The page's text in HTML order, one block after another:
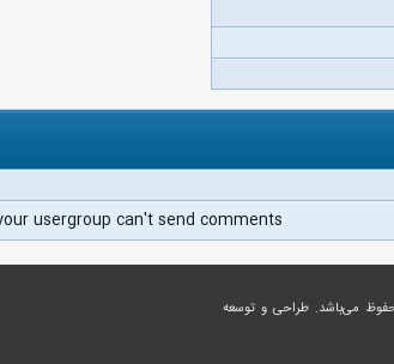
usergroup can't send comments.
می‌باشد. طراحی و توسعه